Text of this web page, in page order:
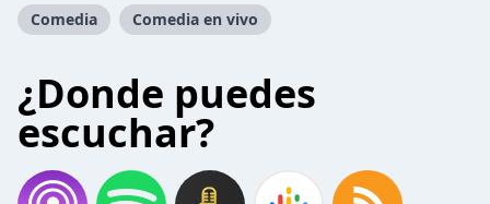
Comedia Comedia en vivo
¿Donde puedes
escuchar?